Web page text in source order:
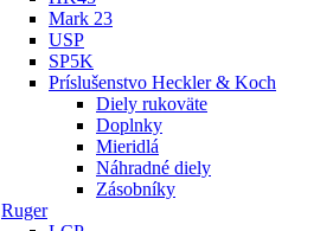
Mark 23
USP
SP5K
Príslušenstvo Heckler & Koch
Diely rukoväte
Doplnky
Mieridlá
Náhradné diely
Zásobníky
Ruger